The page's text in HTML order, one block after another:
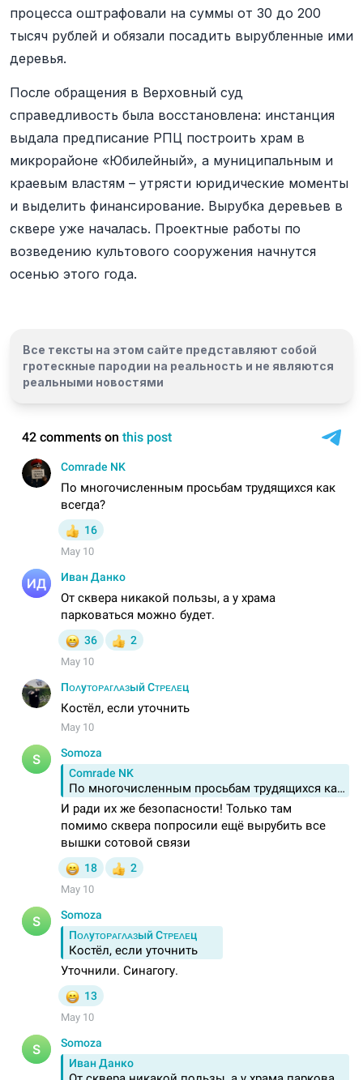
процесса оштрафовали на суммы от 30 до 200
тысяч рублей и обязали посадить вырубленные ими
деревья.
После обращения в Верховный суд
справедливость была восстановлена: инстанция
выдала предписание РПЦ построить храм в
микрорайоне «Юбилейный», а муниципальным и
краевым властям – утрясти юридические моменты
и выделить финансирование. Вырубка деревьев в
сквере уже началась. Проектные работы по
возведению культового сооружения начнутся
осенью этого года.
Все тексты на этом сайте представляют собой
гротескные пародии на реальность и не являются
реальными новостями